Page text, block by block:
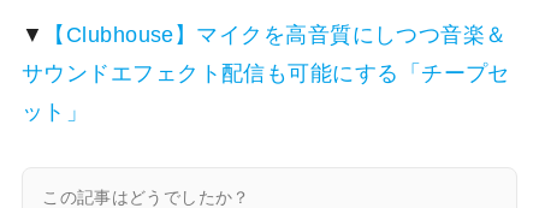
▼
【Clubhouse】マイクを高音質にしつつ音楽＆
サウンドエフェクト配信も可能にする「チープセ
ット」
この記事はどうでしたか？